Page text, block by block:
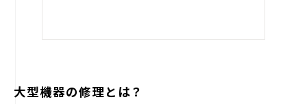
大型機器の修理とは？